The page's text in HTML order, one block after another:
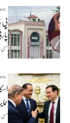
مئی 14, 2026
مئی 14, 2026